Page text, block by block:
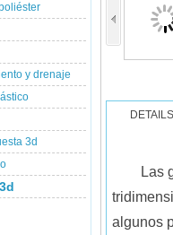
y drenaje
3d
DETAILS
Las
algunos